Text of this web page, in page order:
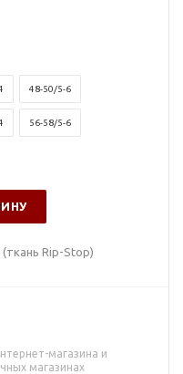
48-50/5-6
56-58/5-6
Rip-Stop)
магазина и
магазинах